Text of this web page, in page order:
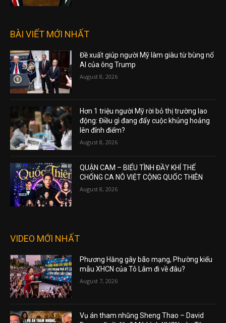
BÀI VIẾT MỚI NHẤT
Đề xuất giúp người Mỹ làm giàu từ bùng nổ
AI của ông Trump
August 8, 2026
Hơn 1 triệu người Mỹ rời bỏ thị trường lao
động: Điều gì đang đẩy cuộc khủng hoảng
lên đỉnh điểm?
August 8, 2026
QUẬN CAM – BIỂU TÌNH ĐẦY KHÍ THẾ
CHỐNG CA NÔ VIỆT CỘNG QUỐC THIÊN
August 8, 2026
VIDEO MỚI NHẤT
Phương Hằng gây bão mạng, Phường kiểu
mẫu XHCN của Tô Lâm đi về đâu?
August 7, 2026
Vụ án tham nhũng Sheng Thao – David